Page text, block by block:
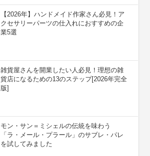
【2026年】ハンドメイド作家さん必見！ア
クセサリーパーツの仕入れにおすすめの企
業5選
雑貨屋さんを開業したい人必見！理想の雑
貨店になるための13のステップ[2026年完全
版]
モン・サン＝ミシェルの伝統を味わう
「ラ・メール・プラール」のサブレ・パレ
を試してみました